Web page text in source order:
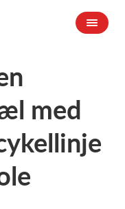
med